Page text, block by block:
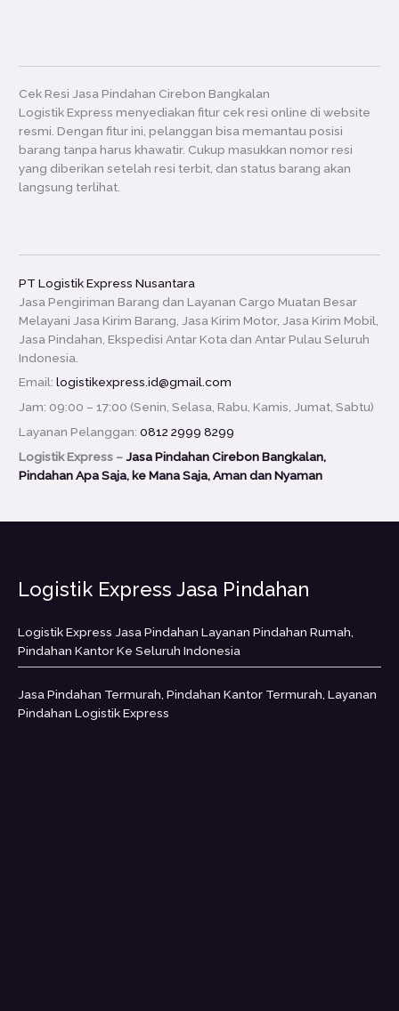
Cek Resi Jasa Pindahan Cirebon Bangkalan
Logistik Express menyediakan fitur cek resi online di website
resmi. Dengan fitur ini, pelanggan bisa memantau posisi
barang tanpa harus khawatir. Cukup masukkan nomor resi
yang diberikan setelah resi terbit, dan status barang akan
langsung terlihat.
PT Logistik Express Nusantara
Jasa Pengiriman Barang dan Layanan Cargo Muatan Besar
Melayani Jasa Kirim Barang, Jasa Kirim Motor, Jasa Kirim Mobil,
Jasa Pindahan, Ekspedisi Antar Kota dan Antar Pulau Seluruh
Indonesia.
Email:logistikexpress.id@gmail.com
Jam: 09:00 – 17:00 (Senin, Selasa, Rabu, Kamis, Jumat, Sabtu)
Layanan Pelanggan:0812 2999 8299
Logistik Express –Jasa Pindahan Cirebon Bangkalan,
Pindahan Apa Saja, ke Mana Saja, Aman dan Nyaman
Logistik Express Jasa Pindahan
Logistik Express Jasa Pindahan Layanan Pindahan Rumah,
Pindahan Kantor Ke Seluruh Indonesia
Jasa Pindahan Termurah, Pindahan Kantor Termurah, Layanan
Pindahan Logistik Express